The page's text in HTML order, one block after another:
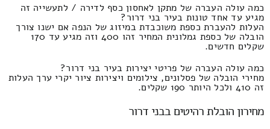
כמה עולה העברה של מתקן לאחסון כסף לדירה / לתעשייה זה
מגיע עד אחד טונות בעיר בני דרור?
העלות להעברת כספת משוכבדת במיזוג של הנפה אם ישנו צורך
הובלה של כספת גמלונית המחיר זהו 400 וזה מגיע עד 170
שקלים חדשים.
כמה עולה העברה של פריטי יצירות בעיר בני דרור?
מחירי הובלה של פסלונים, צילומים ויצירות ציור יקרי ערך העלות
זה 410 ולכל היותר 190 שקלים.
מחירון הובלת רהיטים בבני דרור